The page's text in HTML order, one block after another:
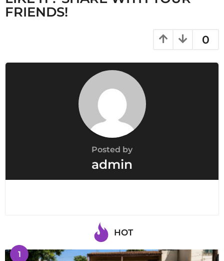
FRIENDS!
0
Posted by
admin
HOT
1